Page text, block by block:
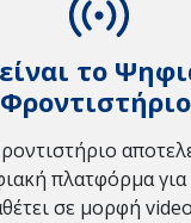
το
πλατφόρμα για
σε μορφή